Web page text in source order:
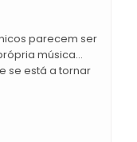
parecem ser
música...
se está a tornar